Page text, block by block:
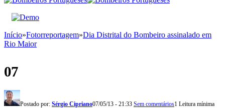
Início»Fotorreportagem»Dia Distrital do Bombeiro assinalado em
Rio Maior
07
Postado por: Sérgio Cipriano07/05/13 - 21:33 Sem comentários1 Leitura mínima